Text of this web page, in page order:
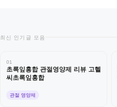
최신 인기글 모음
01
초록잎홍합 관절영양제 리뷰 고헬
씨초록잎홍합
관절 영양제